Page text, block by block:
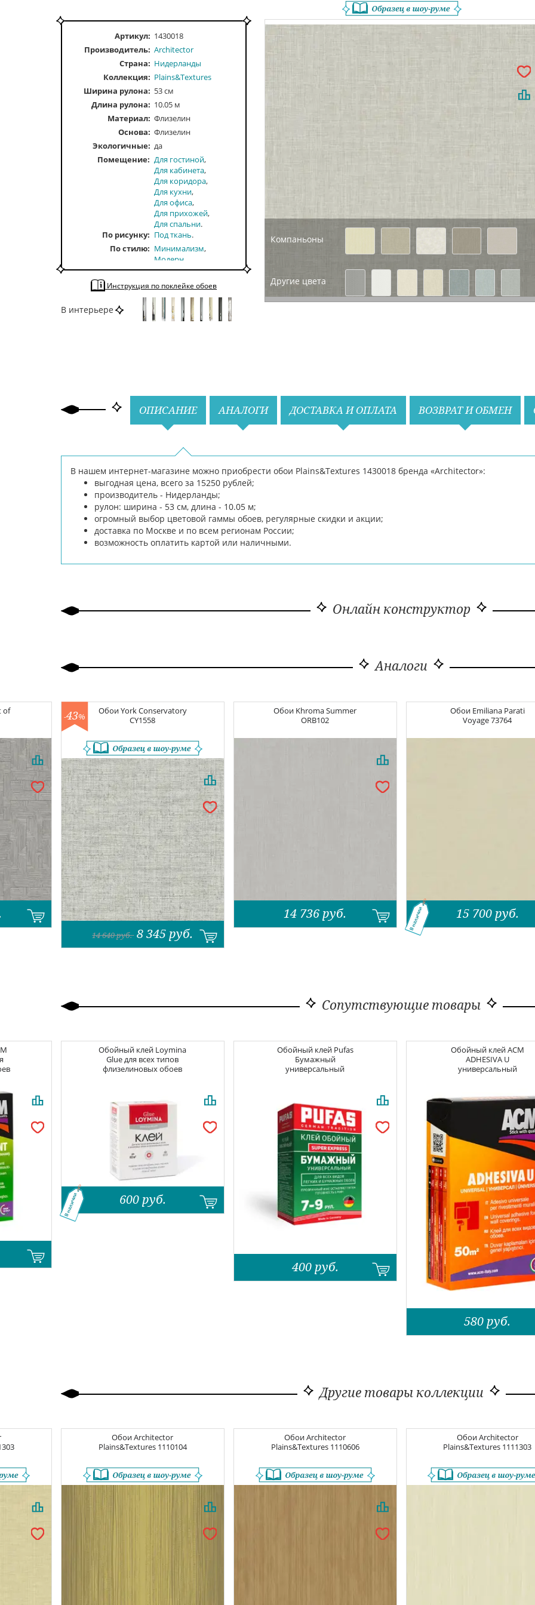
Компаньоны
Другие цвета
Назад
Артикул: 1430018
Производитель: Architector
Страна: Нидерланды
Коллекция: Plains&Textures
Ширина рулона: 53 см
Длина рулона: 10.05 м
Материал: Флизелин
Основа: Флизелин
Экологичные: да
Помещение
Для гостиной
Для кабинета
Для коридора
Для кухни
Для офиса
Для прихожей
Для спальни
По рисунку
Под ткань
По стилю
Минимализм
Модерн
Современные
Однотонные
Светлые
По цвету
Серый
Инструкция по поклейке обоев
В интерьере
ОПИСАНИЕ АНАЛОГИ ДОСТАВКА И ОПЛАТА ВОЗВРАТ И ОБМЕН
В нашем интернет-магазине можно приобрести обои Plains&Textures 1430018 бренда «Architector»:
выгодная цена, всего за 15250 рублей;
производитель - Нидерланды;
рулон: ширина - 53 см, длина - 10.05 м;
огромный выбор цветовой гаммы обоев, регулярные скидки и акции;
доставка по Москве и по всем регионам России;
возможность оплатить картой или наличными.
Онлайн конструктор
Аналоги
of ОбоиYork Conservatory
CY1558
-43%
14 640руб. 8 345 руб.
Обои Khroma Summer
ORB102
14 736 руб.
Обои Emiliana Parati
Voyage73764
15 700 руб.
В наличии
Сопутствующие товары
Обойный клей Loymina
Glue для всех типов
флизелиновых обоев
600 руб.
В наличии
Обойный клей Pufas
Бумажный
универсальный
400 руб.
Обойный клейACM
ADHESIVA U
универсальный
580 руб.
Другие товары коллекции
ОбоиArchitector
Plains&Textures 1110104
ОбоиArchitector
Plains&Textures 1110606
ОбоиArchitector
Plains&Textures 1111303